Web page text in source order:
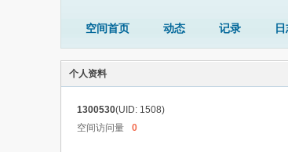
空间首页 动态 记录
个人资料
1300530(UID: 1508)
空间访问量
0